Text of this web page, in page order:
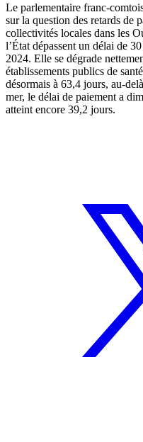
Le parlementaire franc-
sur la question des retards de
collectivités locales dans les
l’État dépassent un délai de
2024. Elle se dégrade
établissements publics de
désormais à 63,4 jours, au-
mer, le délai de paiement a
atteint encore 39,2 jours.